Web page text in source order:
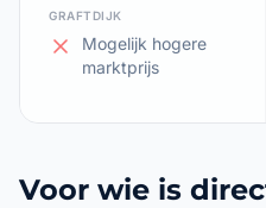
GRAFTDIJK
Mogelijk hogere
marktprijs
Voor wie is